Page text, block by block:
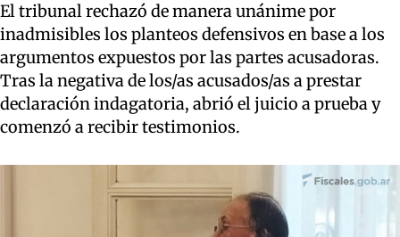
El tribunal rechazó de manera unánime por
inadmisibles los planteos defensivos en base a los
argumentos expuestos por las partes acusadoras.
Tras la negativa de los/as acusados/as a prestar
declaración indagatoria, abrió el juicio a prueba y
comenzó a recibir testimonios.